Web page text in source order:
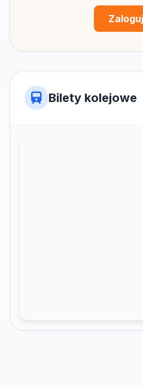
Bilety kolejowe